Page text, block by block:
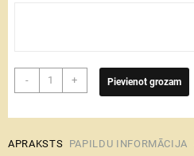
-
Personalizējams
atslēgu
turētājs
+ Pievienot grozam
APRAKSTS PAPILDU INFORMĀCIJA